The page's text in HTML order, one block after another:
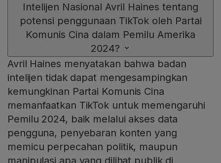
Intelijen Nasional Avril Haines tentang
potensi penggunaan TikTok oleh Partai
Komunis Cina dalam Pemilu Amerika
2024?
Avril Haines menyatakan bahwa badan
intelijen tidak dapat mengesampingkan
kemungkinan Partai Komunis Cina
memanfaatkan TikTok untuk memengaruhi
Pemilu 2024, baik melalui akses data
pengguna, penyebaran konten yang
memicu perpecahan politik, maupun